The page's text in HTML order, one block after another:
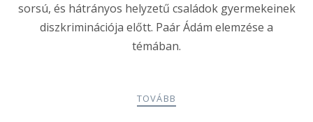
sorsú, és hátrányos helyzetű családok gyermekeinek
diszkriminációja előtt. Paár Ádám elemzése a
témában.
TOVÁBB